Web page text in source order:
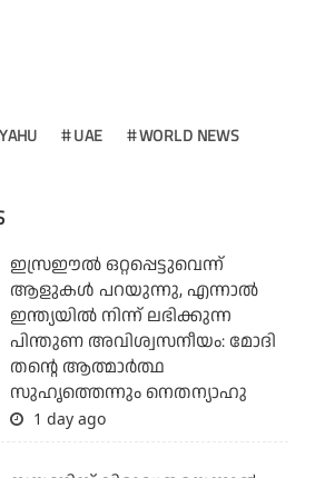
UAE WORLD NEWS
ഇസ്രഈല്‍ ഒറ്റപ്പെട്ടുവെന്ന്
ആളുകള്‍ പറയുന്നു, എന്നാല്‍
ഇന്ത്യയില്‍ നിന്ന് ലഭിക്കുന്ന
പിന്തുണ അവിശ്വസനീയം: മോദി
തന്റെ ആത്മാര്‍ത്ഥ
സുഹൃത്തെന്നും നെതന്യാഹു
1 day ago